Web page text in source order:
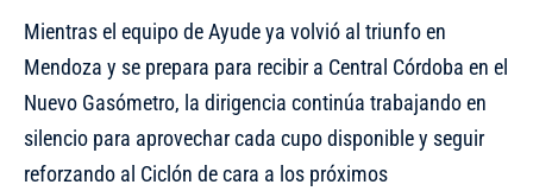
Mientras el equipo de Ayude ya volvió al triunfo en
Mendoza y se prepara para recibir a Central Córdoba en el
Nuevo Gasómetro, la dirigencia continúa trabajando en
silencio para aprovechar cada cupo disponible y seguir
reforzando al Ciclón de cara a los próximos